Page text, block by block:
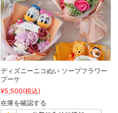
ディズニーニコぬい ソープフラワー
ブーケ
¥5,500(税込)
在庫を確認する